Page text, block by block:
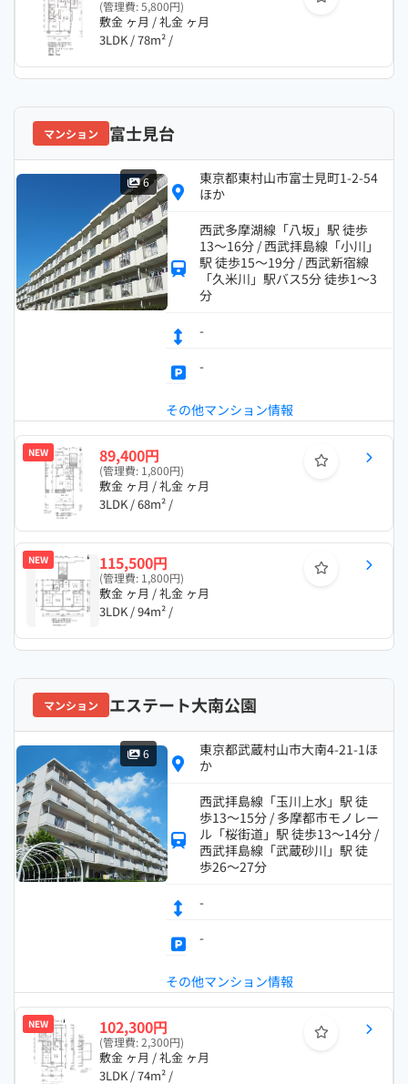
(管理費: 5,800円)
敷金 ヶ月 / 礼金 ヶ月
3LDK / 78m² /
マンション 富士見台
6
東京都東村山市富士見町1-2-54
ほか
西武多摩湖線「八坂」駅 徒歩
13～16分 / 西武拝島線「小川」
駅 徒歩15～19分 / 西武新宿線
「久米川」駅バス5分 徒歩1～3
分
-
-
その他マンション情報
NEW 89,400円
(管理費: 1,800円)
敷金 ヶ月 / 礼金 ヶ月
3LDK / 68m² /
NEW 115,500円
(管理費: 1,800円)
敷金 ヶ月 / 礼金 ヶ月
3LDK / 94m² /
マンション エステート大南公園
6
東京都武蔵村山市大南4-21-1ほ
か
西武拝島線「玉川上水」駅 徒
歩13～15分 / 多摩都市モノレー
ル「桜街道」駅 徒歩13～14分 /
西武拝島線「武蔵砂川」駅 徒
歩26～27分
-
-
その他マンション情報
NEW 102,300円
(管理費: 2,300円)
敷金 ヶ月 / 礼金 ヶ月
3LDK / 74m² /